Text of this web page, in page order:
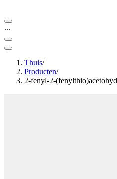
...
Thuis/
Producten/
2-fenyl-2-